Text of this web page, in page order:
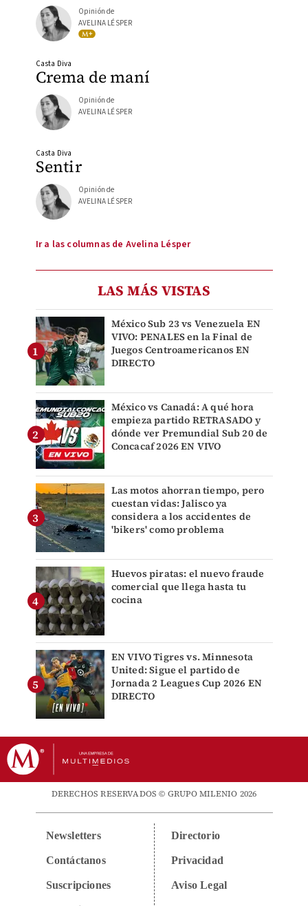
Opinión de
AVELINA LÉSPER
Crema de maní
Casta Diva
Opinión de
AVELINA LÉSPER
Sentir
Casta Diva
Opinión de
AVELINA LÉSPER
Ir a las columnas de Avelina Lésper
LAS MÁS VISTAS
México Sub 23 vs Venezuela EN
VIVO: PENALES en la Final de
Juegos Centroamericanos EN
DIRECTO
México vs Canadá: A qué hora
empieza partido RETRASADO y
dónde ver Premundial Sub 20 de
Concacaf 2026 EN VIVO
Las motos ahorran tiempo, pero
cuestan vidas: Jalisco ya
considera a los accidentes de
'bikers' como problema
Huevos piratas: el nuevo fraude
comercial que llega hasta tu
cocina
EN VIVO Tigres vs. Minnesota
United: Sigue el partido de
Jornada 2 Leagues Cup 2026 EN
DIRECTO
DERECHOS RESERVADOS © GRUPO MILENIO 2026
Newsletters
Contáctanos
Suscripciones
Directorio
Privacidad
Aviso Legal